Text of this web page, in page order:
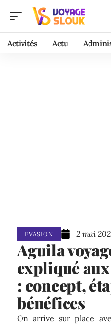
Activités Actu
EVASION 2 mai
Aguila
expliqué
: concept,
bénéfices
On arrive sur place